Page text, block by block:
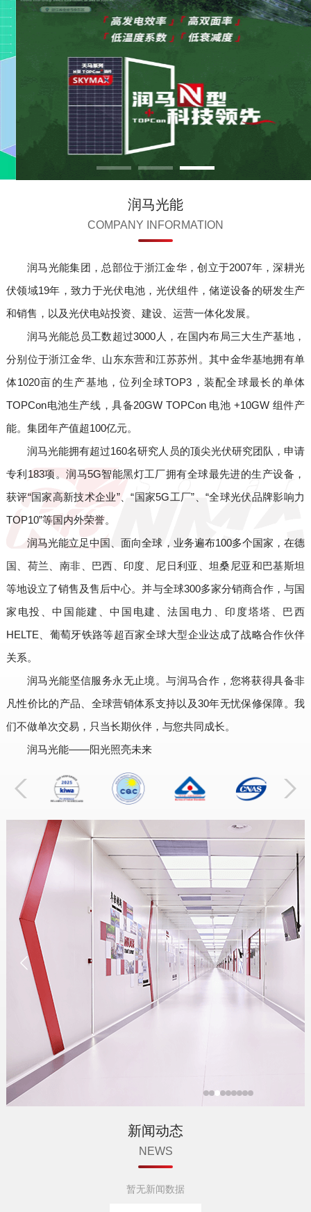
润马光能
COMPANY INFORMATION
润马光能集团，总部位于浙江金华，创立于2007年，深耕光
伏领域19年，致力于光伏电池，光伏组件，储逆设备的研发生产
和销售，以及光伏电站投资、建设、运营一体化发展。
润马光能总员工数超过3000人，在国内布局三大生产基地，
分别位于浙江金华、山东东营和江苏苏州。其中金华基地拥有单
体1020亩的生产基地，位列全球TOP3，装配全球最长的单体
TOPCon电池生产线，具备20GW TOPCon 电池 +10GW 组件产
能。集团年产值超100亿元。
润马光能拥有超过160名研究人员的顶尖光伏研究团队，申请
专利183项。润马5G智能黑灯工厂拥有全球最先进的生产设备，
获评“国家高新技术企业”、“国家5G工厂”、“全球光伏品牌影响力
TOP10”等国内外荣誉。
润马光能立足中国、面向全球，业务遍布100多个国家，在德
国、荷兰、南非、巴西、印度、尼日利亚、坦桑尼亚和巴基斯坦
等地设立了销售及售后中心。并与全球300多家分销商合作，与国
家电投、中国能建、中国电建、法国电力、印度塔塔、巴西
HELTE、葡萄牙铁路等超百家全球大型企业达成了战略合作伙伴
关系。
润马光能坚信服务永无止境。与润马合作，您将获得具备非
凡性价比的产品、全球营销体系支持以及30年无忧保修保障。我
们不做单次交易，只当长期伙伴，与您共同成长。
润马光能——阳光照亮未来
新闻动态
NEWS
暂无新闻数据